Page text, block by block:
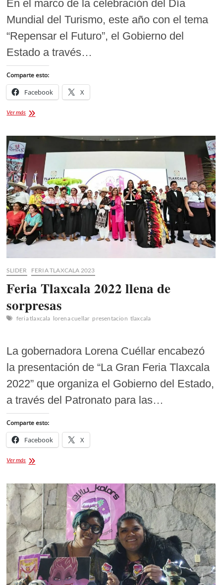
En el marco de la celebración del Día
Mundial del Turismo, este año con el tema
“Repensar el Futuro”, el Gobierno del
Estado a través…
Comparte esto:
Facebook X
Ver másCELEBRA
MUNDIAL
DEL
TURISMO
CON
CICLO
DE
CONFERENCIAS
SLIDER FERIA TLAXCALA 2023
Feria Tlaxcala 2022 llena de
sorpresas
feria tlaxcala lorena cuellar presentacion tlaxcala
La gobernadora Lorena Cuéllar encabezó
la presentación de “La Gran Feria Tlaxcala
2022” que organiza el Gobierno del Estado,
a través del Patronato para las…
Comparte esto:
Facebook X
Ver másFeria
llena
sorpresas